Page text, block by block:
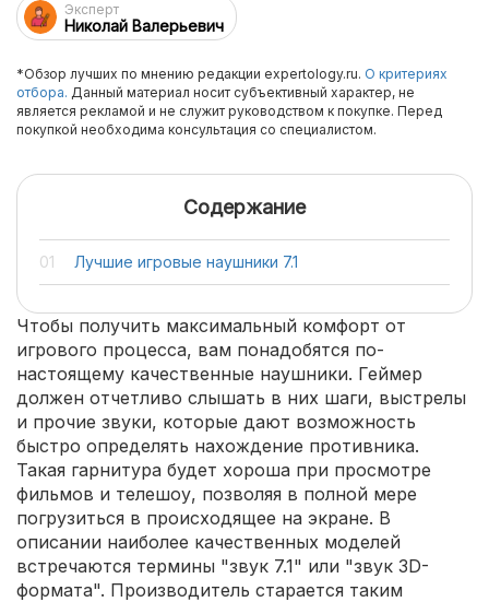
Эксперт
Николай Валерьевич
*Обзор лучших по мнению редакции expertology.ru. О критериях
отбора. Данный материал носит субъективный характер, не
является рекламой и не служит руководством к покупке. Перед
покупкой необходима консультация со специалистом.
Содержание
Лучшие игровые наушники 7.1
Чтобы получить максимальный комфорт от
игрового процесса, вам понадобятся по-
настоящему качественные наушники. Геймер
должен отчетливо слышать в них шаги, выстрелы
и прочие звуки, которые дают возможность
быстро определять нахождение противника.
Такая гарнитура будет хороша при просмотре
фильмов и телешоу, позволяя в полной мере
погрузиться в происходящее на экране. В
описании наиболее качественных моделей
встречаются термины "звук 7.1" или "звук 3D-
формата". Производитель старается таким